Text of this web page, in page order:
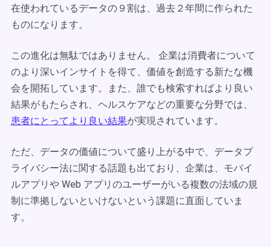
在使われているデータの９割は、過去２年間に作られた
ものになります。
この進化は無駄ではありません。 企業は消費者について
のより深いインサイトを得て、価値を創造する新たな機
会を開拓しています。また、誰でも検索すればより良い
結果がもたらされ、ヘルスケアなどの重要な分野では、
患者にとってより良い結果が実現されています。
ただ、データの価値について盛り上がる中で、データプ
ライバシー法に関する話題も出ており、企業は、モバイ
ルアプリや Web アプリのユーザーがいる複数の法域の規
制に準拠しないといけないという課題に直面していま
す。